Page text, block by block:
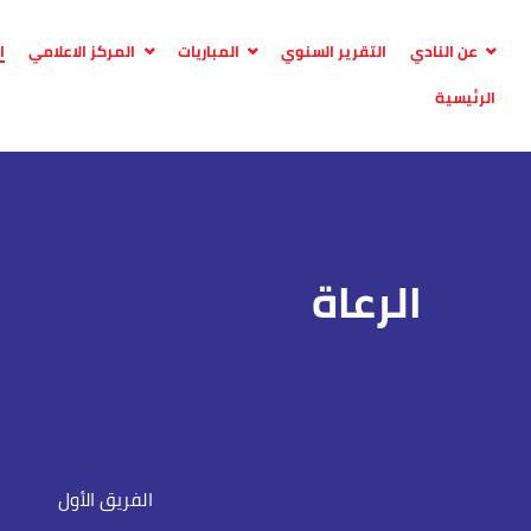
المركز الاعلامي المباريات التقرير السنوي
عن النادي
الرئيسية
الرعاة
الفريق الأول